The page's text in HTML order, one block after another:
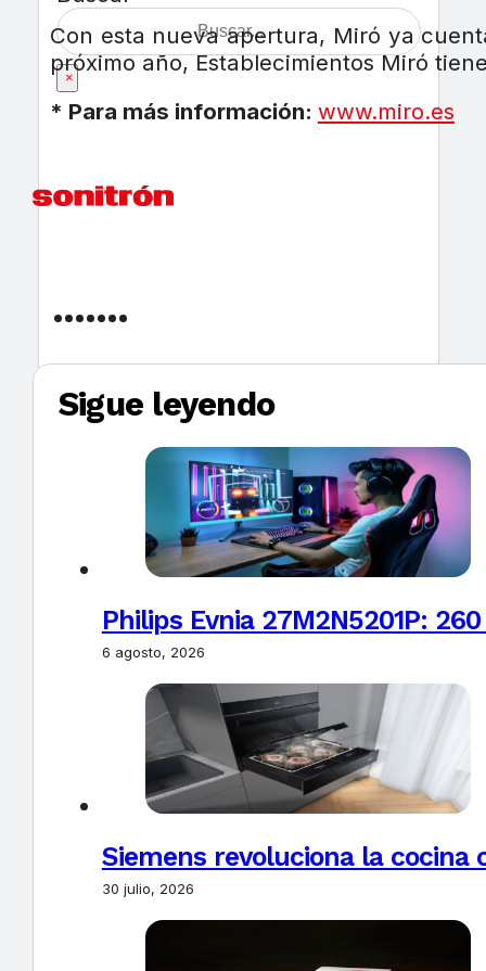
×
Con esta nueva apertura, Miró ya
próximo año, Establecimientos Miró
* Para más información: www.miro.es
Sigue leyendo
Philips Evnia 27M2N5201P:
6 agosto, 2026
Siemens revoluciona la
30 julio, 2026